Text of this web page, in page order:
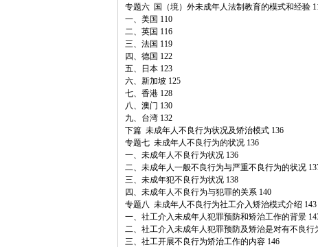
专题六 国（境）外未成年人法制教育的模式和经验
一、美国 110
二、英国 116
三、法国 119
四、德国 122
五、日本 123
六、新加坡 125
七、香港 128
八、澳门 130
九、台湾 132
下篇 未成年人不良行为状况及矫治模式 136
专题七 未成年人不良行为的状况 136
一、未成年人不良行为状况 136
二、未成年人一般不良行为与严重不良行为的状况
三、未成年犯不良行为状况 138
四、未成年人不良行为与犯罪的关系 140
专题八 未成年人不良行为社工介入矫治模式介绍 143
一、社工介入未成年人犯罪预防和矫治工作的背景
二、社工介入未成年人犯罪预防及矫治是对有不良
三、社工开展不良行为矫治工作的内容 146